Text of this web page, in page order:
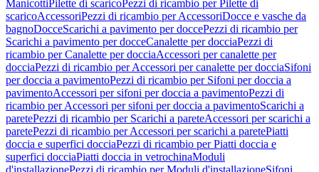
ManicottiPilette di scaricoPezzi di ricambio per Pilette di
scaricoAccessoriPezzi di ricambio per AccessoriDocce e vasche da
bagnoDocceScarichi a pavimento per doccePezzi di ricambio per
Scarichi a pavimento per docceCanalette per docciaPezzi di
ricambio per Canalette per docciaAccessori per canalette per
docciaPezzi di ricambio per Accessori per canalette per docciaSifoni
per doccia a pavimentoPezzi di ricambio per Sifoni per doccia a
pavimentoAccessori per sifoni per doccia a pavimentoPezzi di
ricambio per Accessori per sifoni per doccia a pavimentoScarichi a
paretePezzi di ricambio per Scarichi a pareteAccessori per scarichi a
paretePezzi di ricambio per Accessori per scarichi a paretePiatti
doccia e superfici docciaPezzi di ricambio per Piatti doccia e
superfici docciaPiatti doccia in vetrochinaModuli
d'installazionePezzi di ricambio per Moduli d'installazioneSifoni